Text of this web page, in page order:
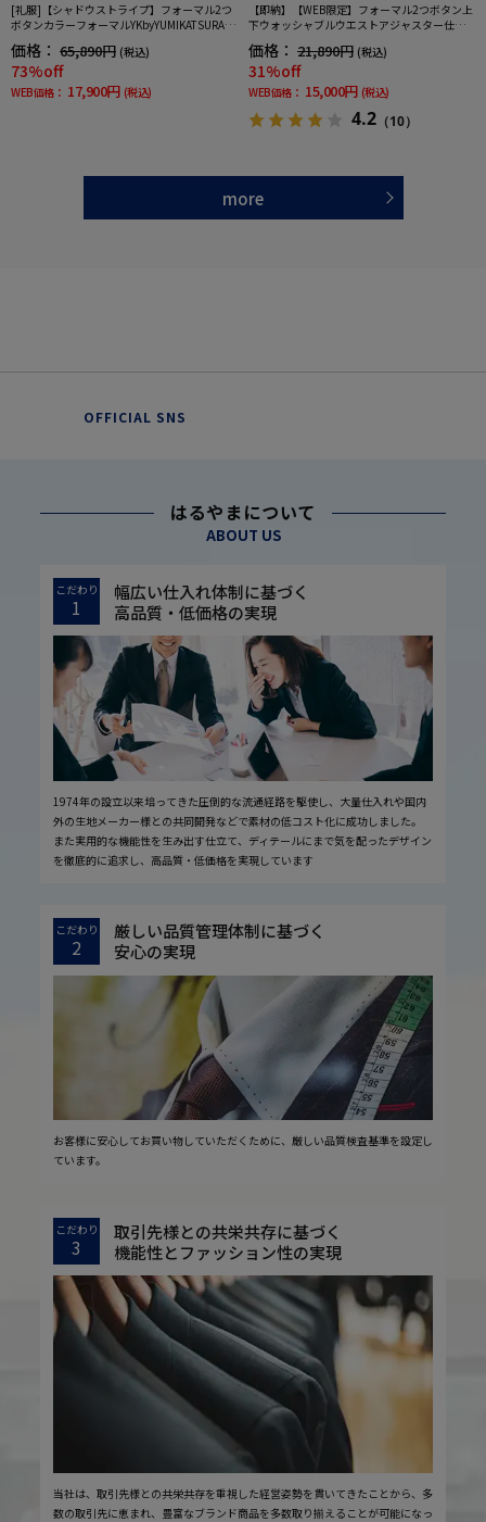
[礼服]【シャドウストライプ】フォーマル2つ
ボタンカラーフォーマルYKbyYUMIKATSURAセ
レモニー通年礼服
価格： 65,890円 (税込)
73%off
WEB価格： 17,900円 (税込)
【即納】【WEB限定】フォーマル2つボタン上
下ウォッシャブルウエストアジャスター仕様
黒無地通年礼服
価格： 21,890円 (税込)
31%off
WEB価格： 15,000円 (税込)
4.2 （10）
more
OFFICIAL SNS
はるやまについて
ABOUT US
こだわり
1
幅広い仕入れ体制に基づく
高品質・低価格の実現
1974年の設立以来培ってきた圧倒的な流通経路を駆使し、大量仕入れや国内
外の生地メーカー様との共同開発などで素材の低コスト化に成功しました。
また実用的な機能性を生み出す仕立て、ディテールにまで気を配ったデザイン
を徹底的に追求し、高品質・低価格を実現しています
こだわり
2
厳しい品質管理体制に基づく
安心の実現
お客様に安心してお買い物していただくために、厳しい品質検査基準を設定し
ています。
こだわり
3
取引先様との共栄共存に基づく
機能性とファッション性の実現
当社は、取引先様との共栄共存を重視した経営姿勢を貫いてきたことから、多
数の取引先に恵まれ、豊富なブランド商品を多数取り揃えることが可能になっ